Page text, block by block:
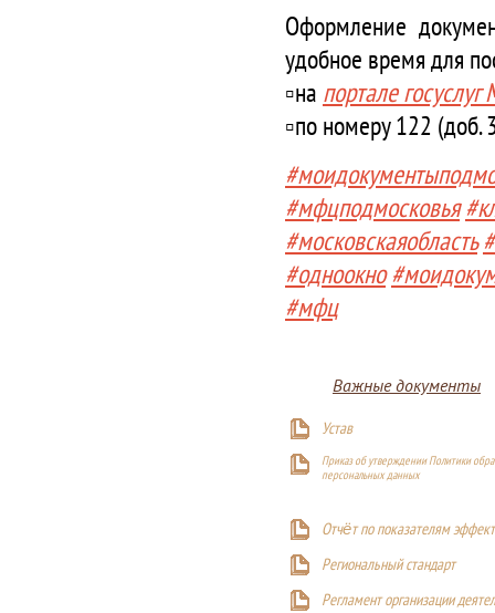
Оформление
удобное время для
▫️на портале
▫️по номеру 122 (доб.
#мфцподмосковья
#московскаяобласть
#одноокно
#мфц
Важные документы
Устав
Приказ об утверждении Политики
персональных данных
Отчёт по показателям
Региональный стандарт
Регламент организации